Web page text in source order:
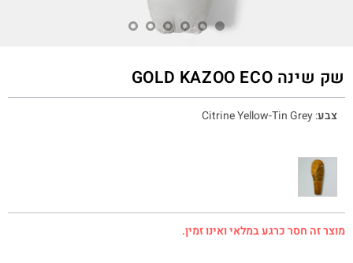
שק שינה GOLD KAZOO ECO
צבע:
Citrine Yellow-Tin Grey
מוצר זה חסר כרגע במלאי ואינו זמין.